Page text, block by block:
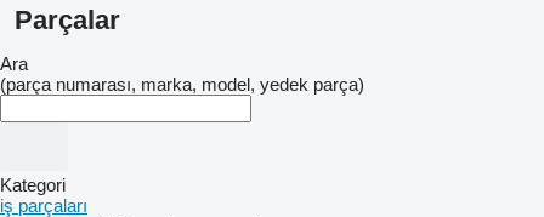
Parçalar
Ara
(parça numarası, marka, model, yedek parça)
Kategori
iş parçaları